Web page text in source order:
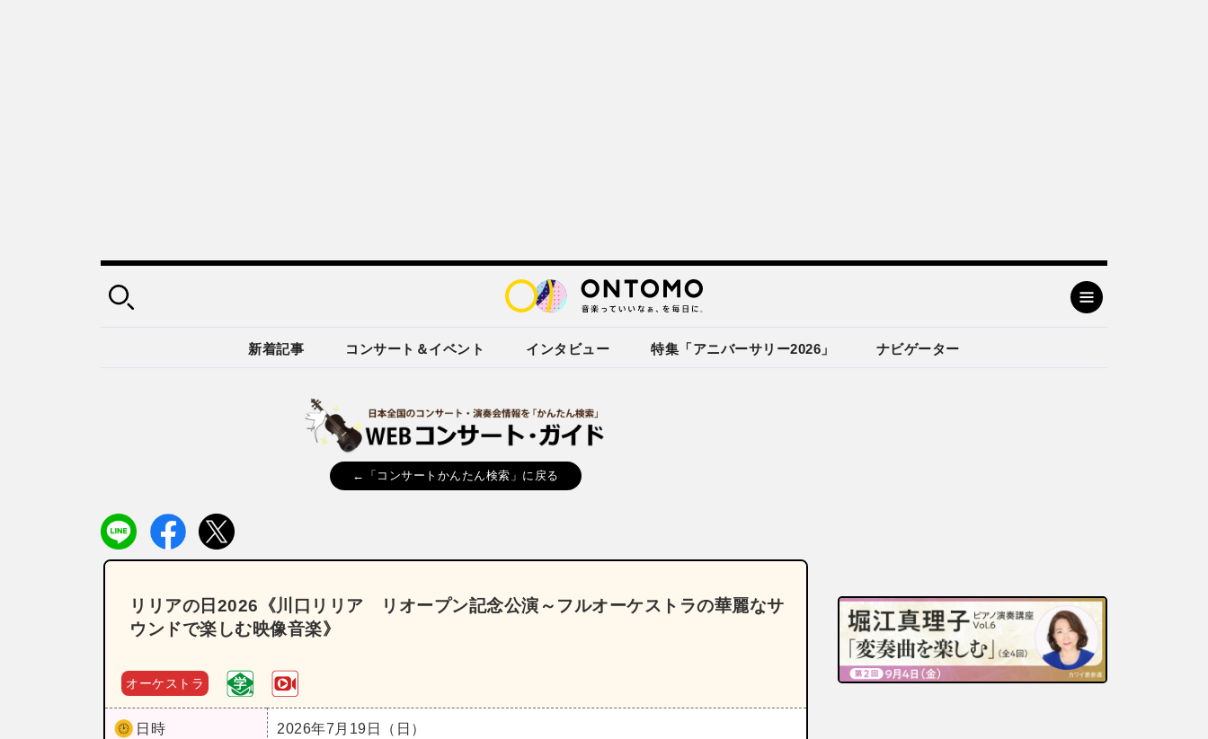
新着記事 コンサート＆イベント インタビュー 特集「アニバーサリー2026」 ナビゲーター
←「コンサートかんたん検索」に戻る
リリアの日2026《川口リリア リオープン記念公演～フルオーケストラの華麗なサ
ウンドで楽しむ映像音楽》
オーケストラ
日時
2026年7月19日（日）